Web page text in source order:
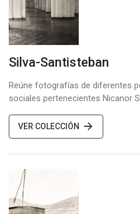
Silva-Santisteban
Reúne fotografías de diferentes
sociales pertenecientes Nicanor
VER COLECCIÓN